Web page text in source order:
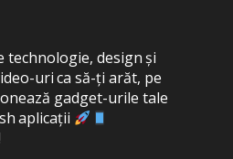
technologie, design și
uri ca să-ți arăt, pe
gadget-urile tale
aplicații